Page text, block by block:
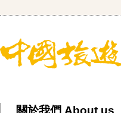
關於我們 About us